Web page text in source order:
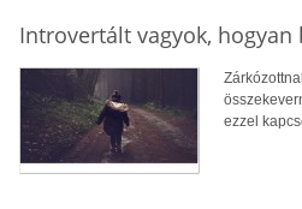
Introvertált vagyok, hogyan
ezzel